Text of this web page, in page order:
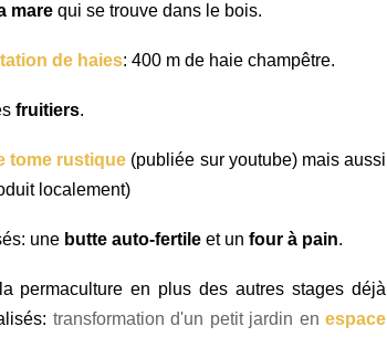
mare qui se trouve dans le bois.
de haies: 400 m de haie champêtre.
fruitiers.
tome rustique (publiée sur youtube) mais aussi
localement)
une butte auto-fertile et un four à pain.
permaculture en plus des autres stages déjà
transformation d'un petit jardin en espace